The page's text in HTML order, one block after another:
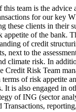
team is the advice
for our key
these clients in their
appetite of the bank.
of credit
next to the
climate risk. In
Credit Risk Team
of risk appetite
It is also engaged in
of ING (sector
Transactions,